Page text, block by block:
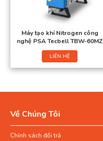
Máy tạo khí Nitrogen công
nghệ PSA Tecbell TBW-60MZ
LIÊN HỆ
Về Chúng Tôi
Chính sách đổi trả